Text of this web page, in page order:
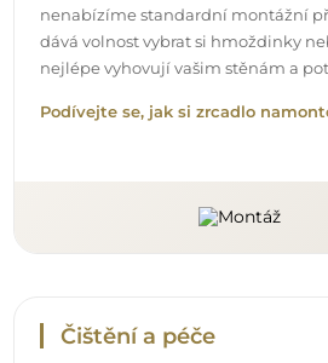
nenabízíme standardní montážní
dává volnost vybrat si hmoždinky
nejlépe vyhovují vašim stěnám a
Podívejte se, jak si zrcadlo
Čištění a péče